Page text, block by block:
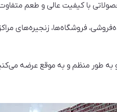
با کیفیت عالی و طعم
مشتریان عمده‌فروشی، فروشگاه‌ها،
و به طور منظم و به موقع عرضه